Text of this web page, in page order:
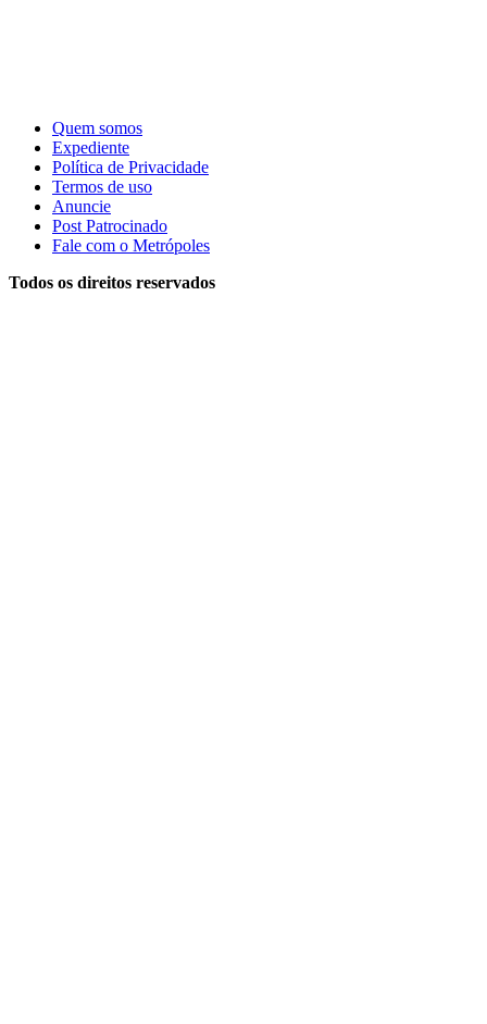
Quem somos
Expediente
Política de Privacidade
Termos de uso
Anuncie
Post Patrocinado
Fale com o Metrópoles
Todos os direitos reservados